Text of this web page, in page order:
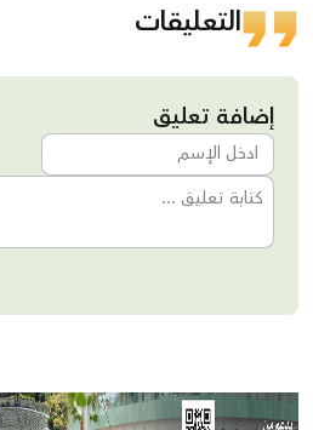
التعليقات
إضافة تعليق